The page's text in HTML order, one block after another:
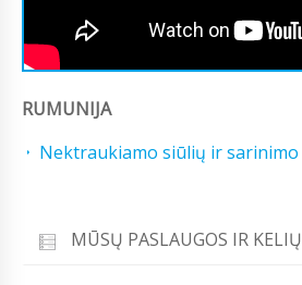
RUMUNIJA
Nektraukiamo siūlių ir
MŪSŲ PASLAUGOS IR